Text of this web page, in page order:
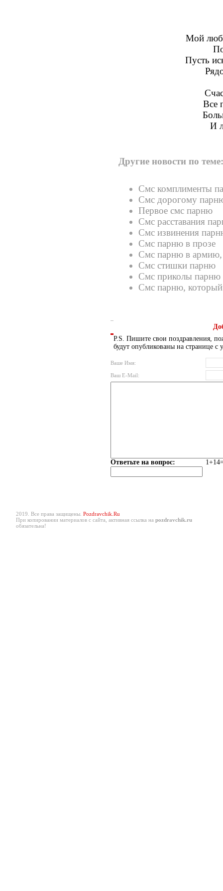
Мой
Пусть
Все
И
Другие новости по теме:
Смс комплименты
Смс дорогому
Первое смс парню
Смс расставания
Смс извинения
Смс парню в прозе
Смс парню в армию,
Смс стишки парню
Смс приколы парню
Смс парню, который
P.S. Пишите свои поздравления,
будут опубликованы на странице с
Ваше Имя:
Ваш E-Mail:
Ответьте на вопрос:
2019. Все права защищены. Pozdravchik.Ru
При копировании материалов с сайта, активная ссылка на pozdravchik.ru
обязательна!